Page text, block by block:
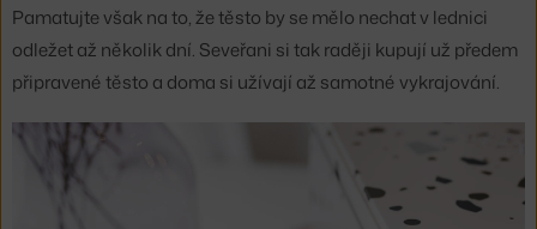
Pamatujte však na to, že těsto by se mělo nechat v lednici
odležet až několik dní. Seveřani si tak raději kupují už předem
připravené těsto a doma si užívají až samotné vykrajování.